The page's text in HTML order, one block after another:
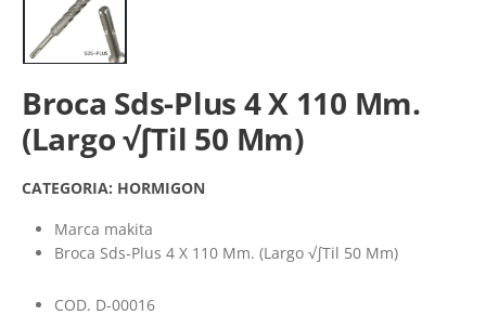
Broca Sds-Plus 4 X 110 Mm.
(Largo √∫Til 50 Mm)
CATEGORIA: HORMIGON
Marca makita
Broca Sds-Plus 4 X 110 Mm. (Largo √∫Til 50 Mm)
COD. D-00016